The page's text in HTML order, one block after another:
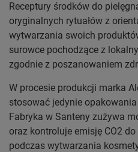
Receptury środków do
oryginalnych rytuałów z
wytwarzania swoich
surowce pochodzące z
zgodnie z poszanowaniem
W procesie produkcji marka
stosować jedynie
Fabryka w Santeny zużywa
oraz kontroluje emisję CO2
podczas wytwarzania